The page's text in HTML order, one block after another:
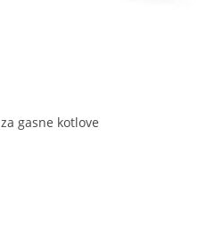
gasne kotlove